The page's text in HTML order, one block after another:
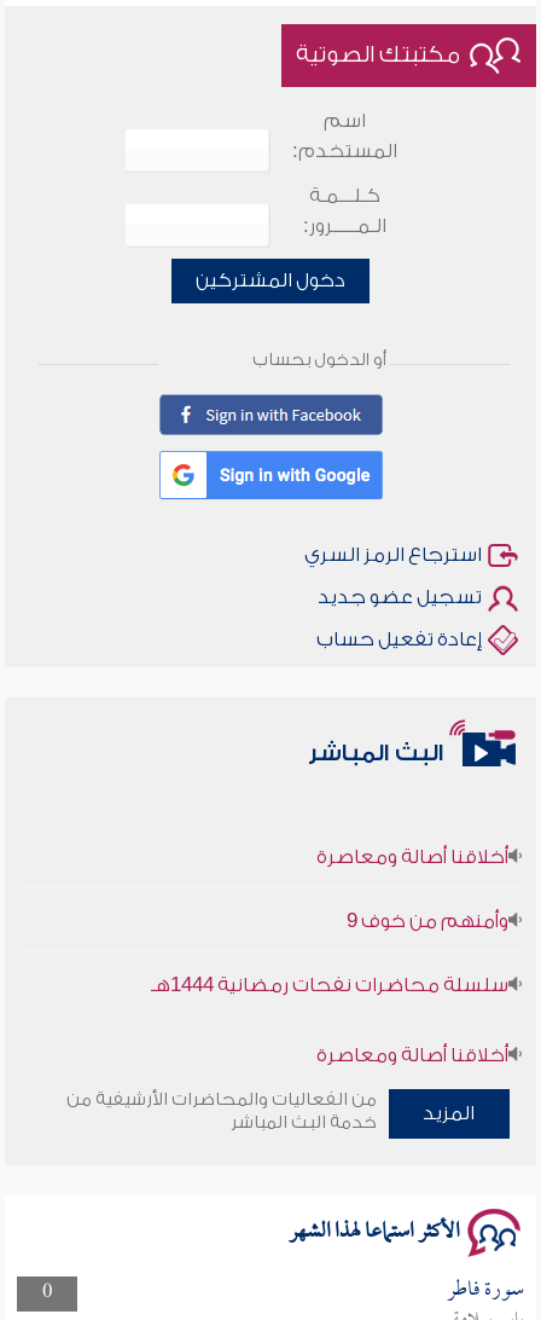
مكتبتك الصوتية
اسم
المستخدم:
كـلـــمـة
الـمـــــرور:
دخول المشتركين
أو الدخول بحساب
استرجاع الرمز السري
تسجيل عضو جديد
إعادة تفعيل حساب
البث المباشر
أخلاقنا أصالة ومعاصرة
وأمنهم من خوف 9
سلسلة محاضرات نفحات رمضانية 1444هـ
أخلاقنا أصالة ومعاصرة
وأمنهم من خوف 9
المزيد
من الفعاليات والمحاضرات الأرشيفية من
خدمة البث المباشر
الأكثر استماعا لهذا الشهر
0 سورة فاطر